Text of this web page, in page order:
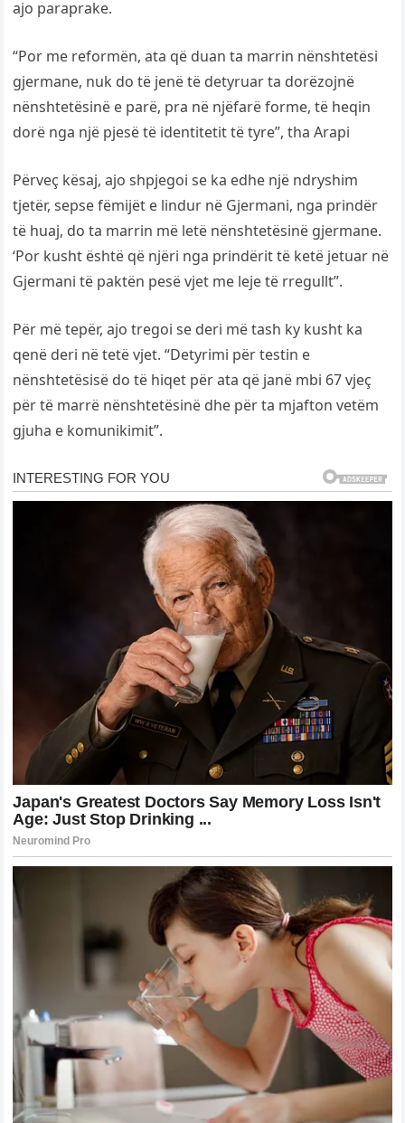
ajo paraprake.
“Por me reformën, ata që duan ta marrin nënshtetësi
gjermane, nuk do të jenë të detyruar ta dorëzojnë
nënshtetësinë e parë, pra në njëfarë forme, të heqin
dorë nga një pjesë të identitetit të tyre”, tha Arapi
Përveç kësaj, ajo shpjegoi se ka edhe një ndryshim
tjetër, sepse fëmijët e lindur në Gjermani, nga prindër
të huaj, do ta marrin më letë nënshtetësinë gjermane.
‘Por kusht është që njëri nga prindërit të ketë jetuar në
Gjermani të paktën pesë vjet me leje të rregullt”.
Për më tepër, ajo tregoi se deri më tash ky kusht ka
qenë deri në tetë vjet. “Detyrimi për testin e
nënshtetësisë do të hiqet për ata që janë mbi 67 vjeç
për të marrë nënshtetësinë dhe për ta mjafton vetëm
gjuha e komunikimit”.